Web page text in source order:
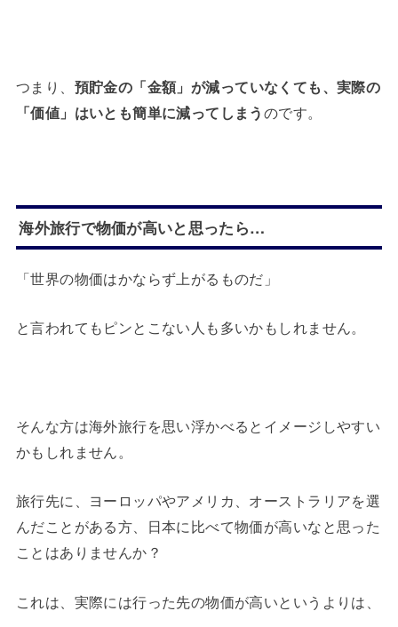
つまり、 預貯金の「金額」が減っていなくても、実際の
「価値」はいとも簡単に減ってしまうのです。
海外旅行で物価が高いと思ったら…
「世界の物価はかならず上がるものだ」
と言われてもピンとこない人も多いかもしれません。
そんな方は海外旅行を思い浮かべるとイメージしやすい
かもしれません。
旅行先に、ヨーロッパやアメリカ、オーストラリアを選
んだことがある方、日本に比べて物価が高いなと思った
ことはありませんか？
これは、実際には行った先の物価が高いというよりは、